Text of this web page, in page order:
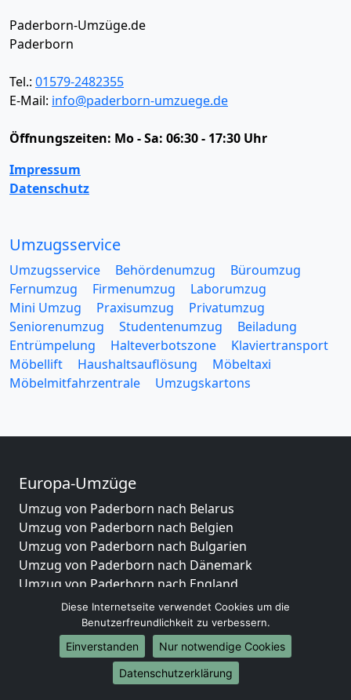
Paderborn-Umzüge.de
Paderborn
Tel.: 01579-2482355
E-Mail: info@paderborn-umzuege.de
Öffnungszeiten: Mo - Sa: 06:30 - 17:30 Uhr
Impressum
Datenschutz
Umzugsservice
Umzugsservice Behördenumzug
Büroumzug
Fernumzug
Firmenumzug
Laborumzug
Mini Umzug
Praxisumzug
Privatumzug
Seniorenumzug
Studentenumzug
Beiladung
Entrümpelung
Halteverbotszone
Klaviertransport
Möbellift
Haushaltsauflösung
Möbeltaxi
Möbelmitfahrzentrale
Umzugskartons
Europa-Umzüge
Umzug von Paderborn nach Belarus
Umzug von Paderborn nach Belgien
Umzug von Paderborn nach Bulgarien
Umzug von Paderborn nach Dänemark
Umzug von Paderborn nach England
Umzug von Paderborn nach Portugal
Umzug von Paderborn nach Bosnien
und Herzegowina
Umzug von Paderborn nach Irland
Umzug von Paderborn nach Lettland
Diese Internetseite verwendet Cookies um die
Benutzerfreundlichkeit zu verbessern.
Einverstanden
Nur notwendige Cookies
Datenschutzerklärung